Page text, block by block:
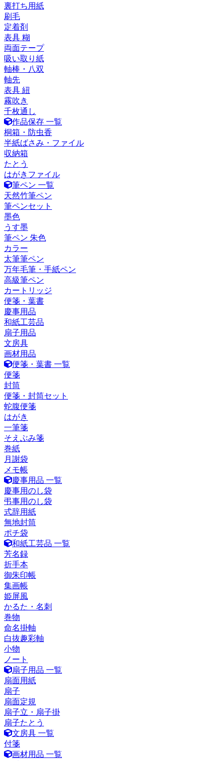
裏打ち用紙
刷毛
定着剤
表具 糊
両面テープ
吸い取り紙
軸棒・八双
軸先
表具 紐
霧吹き
千枚通し
作品保存 一覧
桐箱・防虫香
半紙ばさみ・ファイル
収納箱
たとう
はがきファイル
筆ペン 一覧
天然竹筆ペン
筆ペンセット
墨色
うす墨
筆ペン 朱色
カラー
太筆筆ペン
万年毛筆・手紙ペン
高級筆ペン
カートリッジ
便箋・葉書
慶事用品
和紙工芸品
扇子用品
文房具
画材用品
便箋・葉書 一覧
便箋
封筒
便箋・封筒セット
蛇腹便箋
はがき
一筆箋
そえぶみ箋
巻紙
月謝袋
メモ帳
慶事用品 一覧
慶事用のし袋
弔事用のし袋
式辞用紙
無地封筒
ポチ袋
和紙工芸品 一覧
芳名録
折手本
御朱印帳
集画帳
姫屏風
かるた・名刺
巻物
命名掛軸
白抜趣彩軸
小物
ノート
扇子用品 一覧
扇面用紙
扇子
扇面定規
扇子立・扇子掛
扇子たとう
文房具 一覧
付箋
画材用品 一覧